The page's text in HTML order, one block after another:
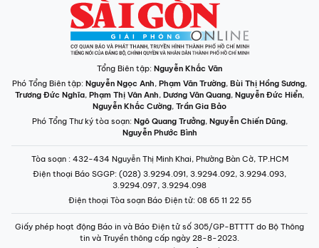
Tổng Biên tập: Nguyễn Khắc Văn
Phó Tổng Biên tập: Nguyễn Ngọc Anh, Phạm Văn Trường, Bùi Thị Hồng Sương,
Trương Đức Nghĩa, Phạm Thị Vân Anh, Dương Văn Quang, Nguyễn Đức Hiển,
Nguyễn Khắc Cường, Trần Gia Bảo
Phó Tổng Thư ký tòa soạn: Ngô Quang Trưởng, Nguyễn Chiến Dũng,
Nguyễn Phước Bình
Tòa soạn : 432-434 Nguyễn Thị Minh Khai, Phường Bàn Cờ, TP.HCM
Điện thoại Báo SGGP: (028) 3.9294.091, 3.9294.092, 3.9294.093,
3.9294.097, 3.9294.098
Điện thoại Tòa soạn Báo Điện tử: 08 65 11 22 55
Giấy phép hoạt động Báo in và Báo Điện tử số 305/GP-BTTTT do Bộ Thông
tin và Truyền thông cấp ngày 28-8-2023.